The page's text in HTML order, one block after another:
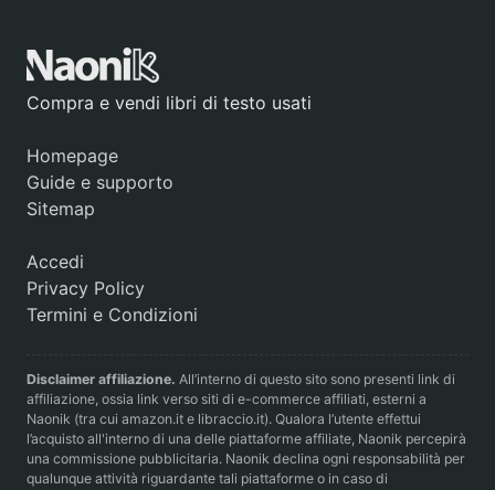
Compra e vendi libri di testo usati
Homepage
Guide e supporto
Sitemap
Accedi
Privacy Policy
Termini e Condizioni